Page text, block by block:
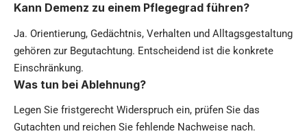
Kann Demenz zu einem Pflegegrad führen?
Ja. Orientierung, Gedächtnis, Verhalten und Alltagsgestaltung
gehören zur Begutachtung. Entscheidend ist die konkrete
Einschränkung.
Was tun bei Ablehnung?
Legen Sie fristgerecht Widerspruch ein, prüfen Sie das
Gutachten und reichen Sie fehlende Nachweise nach.